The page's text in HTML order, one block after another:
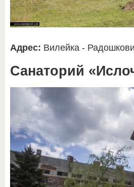
Адрес: Вилейка -
Санаторий